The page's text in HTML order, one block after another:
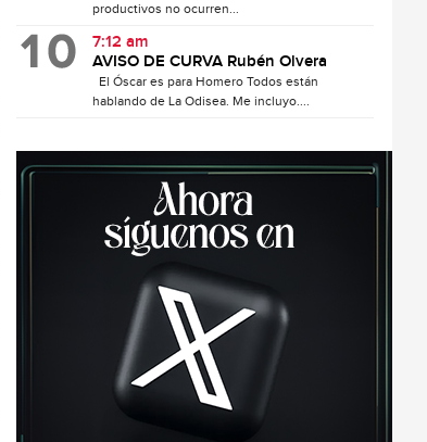
productivos no ocurren...
7:12 am
AVISO DE CURVA Rubén Olvera
El Óscar es para Homero Todos están
hablando de La Odisea. Me incluyo....